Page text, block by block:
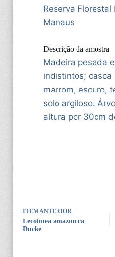
Reserva Florestal
Manaus
Descrição da amostra
Madeira pesada
indistintos; casca
marrom, escuro,
solo argiloso.
altura por 30cm
ITEM ANTERIOR
Lecointea amazonica
Ducke